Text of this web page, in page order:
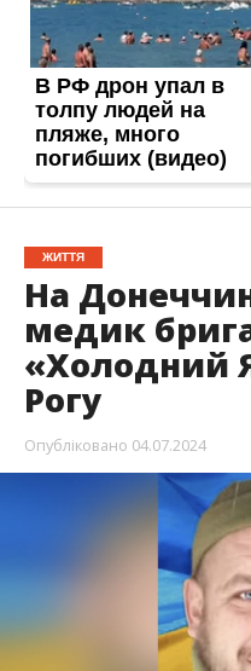
ЖИТТЯ
На
медик
«Холодний
Рогу
Опубліковано 04.07.2024